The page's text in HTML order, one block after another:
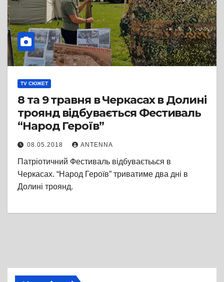
TV СЮЖЕТ
8 та 9 травня в Черкасах в Долині
троянд відбувається Фестиваль
“Народ Героїв”
08.05.2018 ANTENNA
Патріотичний Фестиваль відбуваєтьься в
Черкасах. “Народ Героїв” триватиме два дні в
Долині троянд.